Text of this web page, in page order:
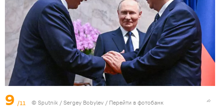
9 /11 © Sputnik / Sergey Bobylev / Перейти в фотобанк